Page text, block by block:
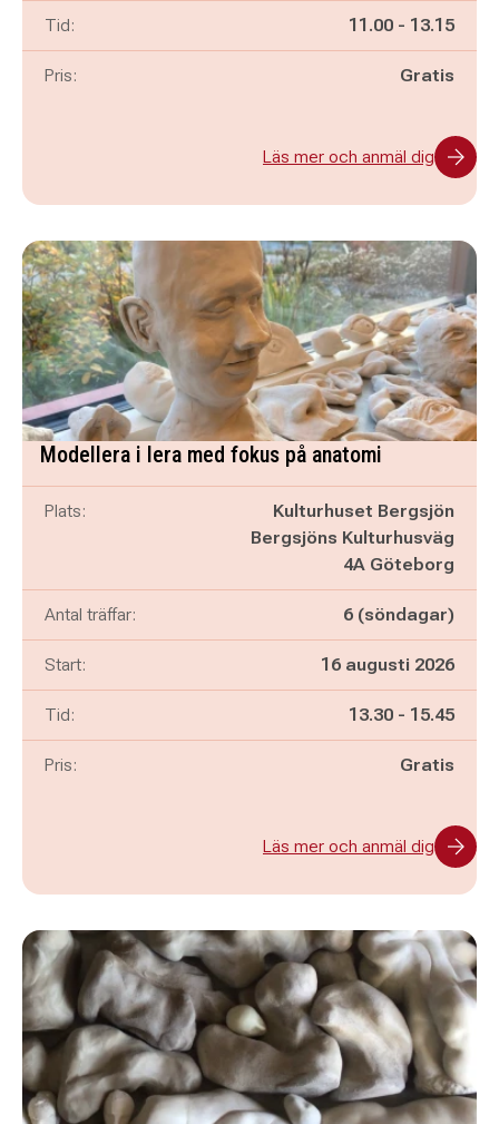
Tid: Pågår mellan
11.00 - och
13.15
Pris: Gratis
Läs mer och anmäl dig
Modellera i lera med fokus på anatomi
Plats:
Kulturhuset Bergsjön
Bergsjöns Kulturhusväg
4A Göteborg
Antal träffar: 6 (söndagar)
Start: 16 augusti 2026
Tid: Pågår mellan
13.30 - och
15.45
Pris: Gratis
Läs mer och anmäl dig